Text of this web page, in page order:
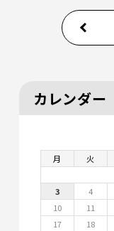
カレンダー
月 火
3
4
10
11
17
18